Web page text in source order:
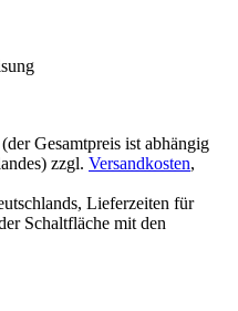
Gesamtpreis ist abhängig
zzgl. Versandkosten,
Lieferzeiten für
Schaltfläche mit den